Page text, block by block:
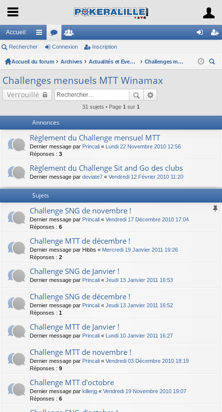
Accueil
ac
co
ci
or
u
s
e
m
es
ne cri
Rechercher Connexion Inscription
Accueil du forum Archives Actualités et Evenements / Online
Challenges mensuels MTT Winamax
Challenges mensuels MTT Winamax
Verrouillé
31 sujets • Page 1 sur 1
Annonces
Règlement du Challenge mensuel MTT
Dernier message par Princali « Lundi 22 Novembre 2010 12:56
Réponses : 3
Règlement du Challenge Sit and Go des clubs
Dernier message par deviate7 « Vendredi 12 Février 2010 11:20
Sujets
Challenge SNG de novembre !
Dernier message par Princali « Vendredi 17 Décembre 2010 17:04
Réponses : 6
Challenge MTT de décembre !
Dernier message par Hibbs « Mercredi 19 Janvier 2011 19:26
Réponses : 2
Challenge SNG de Janvier !
Dernier message par Princali « Jeudi 13 Janvier 2011 16:53
Challenge SNG de décembre !
Dernier message par Princali « Jeudi 13 Janvier 2011 16:52
Réponses : 1
Challenge MTT de Janvier !
Dernier message par Princali « Lundi 10 Janvier 2011 16:27
Challenge MTT de novembre !
Dernier message par Princali « Vendredi 03 Décembre 2010 18:19
Réponses : 9
Challenge MTT d'octobre
Dernier message par killerjg « Vendredi 19 Novembre 2010 19:07
Réponses : 6